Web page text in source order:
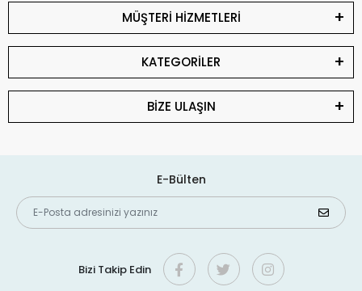
MÜŞTERİ HİZMETLERİ
KATEGORİLER
BİZE ULAŞIN
E-Bülten
Bizi Takip Edin